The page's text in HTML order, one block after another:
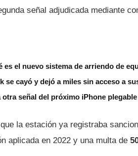
señal adjudicada mediante
es el nuevo sistema de arriendo de
se cayó y dejó a miles sin acceso a
otra señal del próximo iPhone plegable
la estación ya registraba
aplicada en 2022 y una multa de